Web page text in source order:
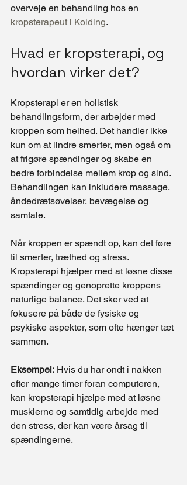
overveje en behandling hos en
kropsterapeut i Kolding.
Hvad er kropsterapi, og
hvordan virker det?
Kropsterapi er en holistisk
behandlingsform, der arbejder med
kroppen som helhed. Det handler ikke
kun om at lindre smerter, men også om
at frigøre spændinger og skabe en
bedre forbindelse mellem krop og sind.
Behandlingen kan inkludere massage,
åndedrætsøvelser, bevægelse og
samtale.
Når kroppen er spændt op, kan det føre
til smerter, træthed og stress.
Kropsterapi hjælper med at løsne disse
spændinger og genoprette kroppens
naturlige balance. Det sker ved at
fokusere på både de fysiske og
psykiske aspekter, som ofte hænger tæt
sammen.
Eksempel: Hvis du har ondt i nakken
efter mange timer foran computeren,
kan kropsterapi hjælpe med at løsne
musklerne og samtidig arbejde med
den stress, der kan være årsag til
spændingerne.